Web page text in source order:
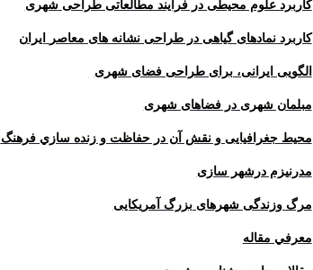
کاربرد علوم محیطی در فرایند مطالعاتی طراحی شهری
کاربرد نمادهای گیاهی در طراحی نشانه های معاصر ایران
الگویی ایرانی، برای طراحی فضای شهری
مبلمان شهری در فضاهای شهری
محیط جغرافیایی و نقش آن در حفاظت و زنده سازي فرهنگ
مدرنیزم درشهر سازی
مرگ وزندگی شهرهای بزرگ آمریکایی
معرفي مقاله